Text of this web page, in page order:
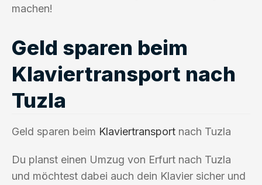
machen!
Geld sparen beim
Klaviertransport nach
Tuzla
Geld sparen beim Klaviertransport nach Tuzla
Du planst einen Umzug von Erfurt nach Tuzla
und möchtest dabei auch dein Klavier sicher und